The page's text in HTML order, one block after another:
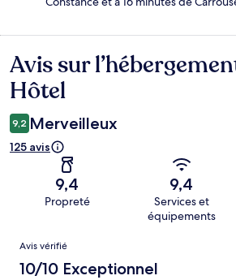
Avis
Avis sur
Hôtel
9,2 Merveilleux
125 avis
9,4
Propreté
9,4
Services et
équipements
Avis
Avis vérifié
10/10 Exceptionnel